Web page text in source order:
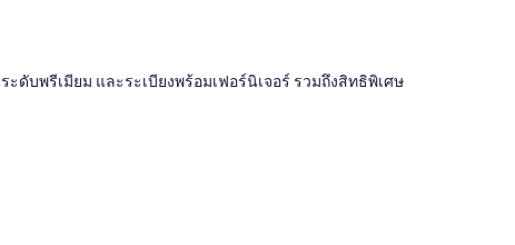
ดับพรีเมียม และระเบียงพร้อมเฟอร์นิเจอร์ รวมถึงสิทธิพิเศษ